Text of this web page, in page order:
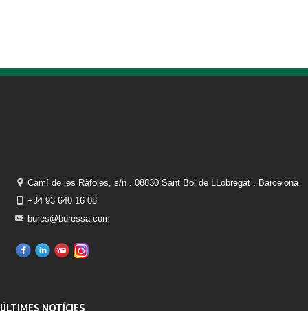
Camí de les Ràfoles, s/n . 08830 Sant Boi de LLobregat . Barcelona
+34 93 640 16 08
bures@buressa.com
ÚLTIMES NOTÍCIES